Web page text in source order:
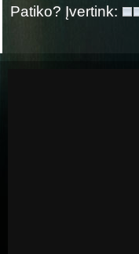
Patiko? Įvertink: